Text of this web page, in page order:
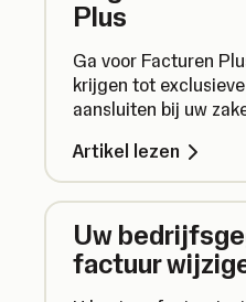
Plus
Ga voor Facturen
krijgen tot
aansluiten bij uw
Artikel lezen
Uw
factuur